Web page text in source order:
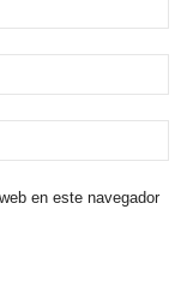
en este navegador